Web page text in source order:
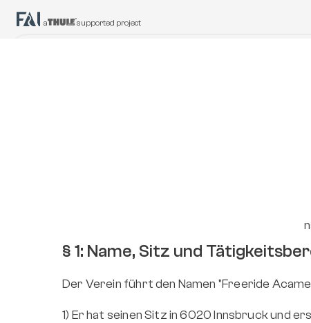
§ 1: Name, Sitz und
Der Verein führt den Namen "Freeride
1) Er hat seinen Sitz in 6020 Innsbruck und
a supported project